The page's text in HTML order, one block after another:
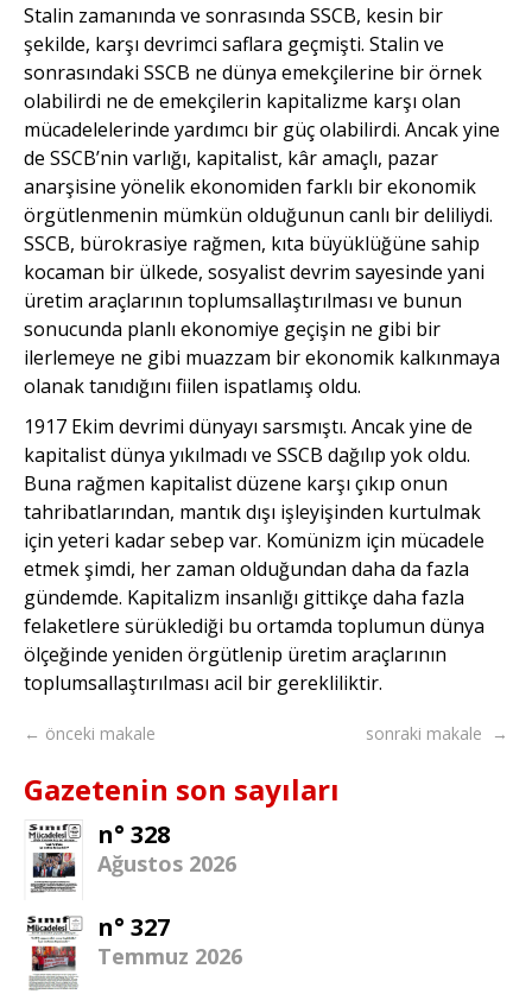
Stalin zamanında ve sonrasında SSCB, kesin bir
şekilde, karşı devrimci saflara geçmişti. Stalin ve
sonrasındaki SSCB ne dünya emekçilerine bir örnek
olabilirdi ne de emekçilerin kapitalizme karşı olan
mücadelelerinde yardımcı bir güç olabilirdi. Ancak yine
de SSCB’nin varlığı, kapitalist, kâr amaçlı, pazar
anarşisine yönelik ekonomiden farklı bir ekonomik
örgütlenmenin mümkün olduğunun canlı bir deliliydi.
SSCB, bürokrasiye rağmen, kıta büyüklüğüne sahip
kocaman bir ülkede, sosyalist devrim sayesinde yani
üretim araçlarının toplumsallaştırılması ve bunun
sonucunda planlı ekonomiye geçişin ne gibi bir
ilerlemeye ne gibi muazzam bir ekonomik kalkınmaya
olanak tanıdığını fiilen ispatlamış oldu.
1917 Ekim devrimi dünyayı sarsmıştı. Ancak yine de
kapitalist dünya yıkılmadı ve SSCB dağılıp yok oldu.
Buna rağmen kapitalist düzene karşı çıkıp onun
tahribatlarından, mantık dışı işleyişinden kurtulmak
için yeteri kadar sebep var. Komünizm için mücadele
etmek şimdi, her zaman olduğundan daha da fazla
gündemde. Kapitalizm insanlığı gittikçe daha fazla
felaketlere sürüklediği bu ortamda toplumun dünya
ölçeğinde yeniden örgütlenip üretim araçlarının
toplumsallaştırılması acil bir gerekliliktir.
← önceki makale sonraki makale →
Gazetenin son sayıları
n° 328
Ağustos 2026
n° 327
Temmuz 2026